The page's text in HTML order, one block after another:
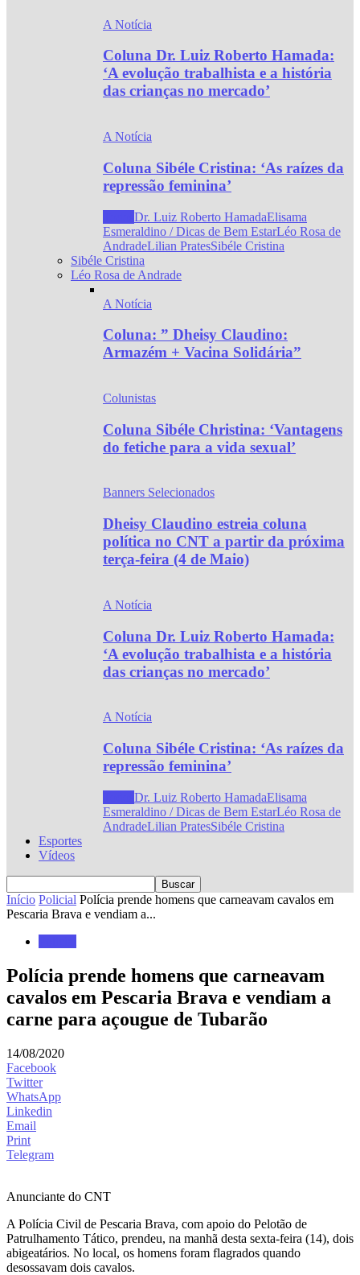
A Notícia
Coluna Dr. Luiz Roberto Hamada:
‘A evolução trabalhista e a história
das crianças no mercado’
A Notícia
Coluna Sibéle Cristina: ‘As raízes da
repressão feminina’
Dr. Luiz Roberto HamadaElisama
Esmeraldino / Dicas de Bem EstarLéo Rosa de
AndradeLilian PratesSibéle Cristina
Sibéle Cristina
Léo Rosa de Andrade
A Notícia
Coluna: ” Dheisy Claudino:
Armazém + Vacina Solidária”
Colunistas
Coluna Sibéle Christina: ‘Vantagens
do fetiche para a vida sexual’
Banners Selecionados
Dheisy Claudino estreia coluna
política no CNT a partir da próxima
terça-feira (4 de Maio)
A Notícia
Coluna Dr. Luiz Roberto Hamada:
‘A evolução trabalhista e a história
das crianças no mercado’
A Notícia
Coluna Sibéle Cristina: ‘As raízes da
repressão feminina’
Dr. Luiz Roberto HamadaElisama
Esmeraldino / Dicas de Bem EstarLéo Rosa de
AndradeLilian PratesSibéle Cristina
Esportes
Vídeos
Início Policial Polícia prende homens que carneavam cavalos em
Pescaria Brava e vendiam a...
Polícia prende homens que carneavam
cavalos em Pescaria Brava e vendiam a
carne para açougue de Tubarão
14/08/2020
Facebook
Twitter
WhatsApp
Linkedin
Email
Print
Telegram
Anunciante do CNT
A Polícia Civil de Pescaria Brava, com apoio do Pelotão de
Patrulhamento Tático, prendeu, na manhã desta sexta-feira (14), dois
abigeatários. No local, os homens foram flagrados quando
desossavam dois cavalos.